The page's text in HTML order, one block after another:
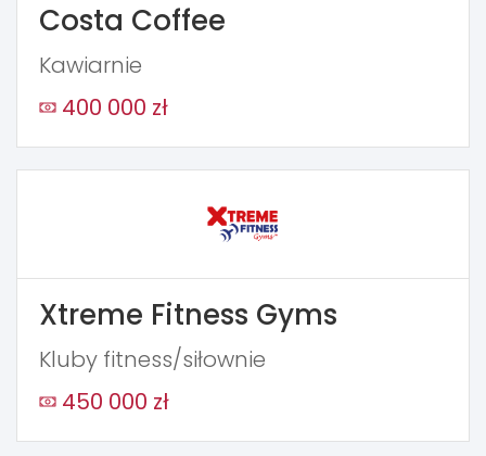
Costa Coffee
Kawiarnie
400 000 zł
Xtreme Fitness Gyms
Kluby fitness/siłownie
450 000 zł